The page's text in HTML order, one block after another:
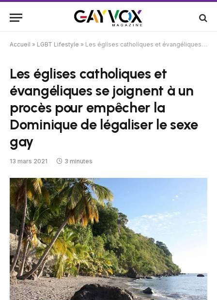
Accueil » LGBT Lifestyle » Les églises catholiques et évangéliques se joignent à un procès pour empêcher la Dominique de légaliser le sexe gay
Les églises catholiques et
évangéliques se joignent à un
procès pour empêcher la
Dominique de légaliser le sexe
gay
13 mars 2021 3 minutes